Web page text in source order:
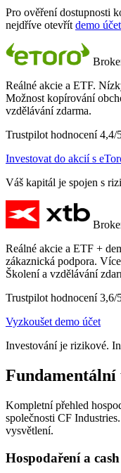
Pro ověření dostupnosti
nejdříve otevřít demo
Reálné akcie a ETF.
Možnost kopírování
vzdělávání zdarma.
Trustpilot hodnocení 4,4/
Investovat do akcií s
Váš kapitál je spojen s
Reálné akcie a ETF +
zákaznická podpora.
Školení a vzdělávání
Trustpilot hodnocení 3,6/
Vyzkoušet demo účet
Investování je rizikové.
Fundamentální
Kompletní přehled
společnosti CF
vysvětlení.
Hospodaření a